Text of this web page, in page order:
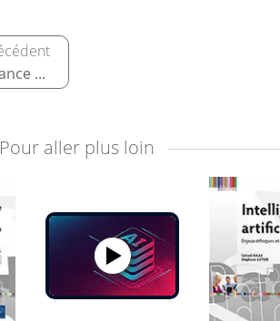
Maintenance après déploiement du modèle
Pour aller plus loin